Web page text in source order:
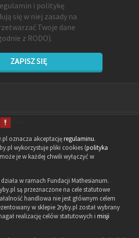
i politykę
się w niej zasady na
Twoje dane
z RODO).
ZAPISZ SIĘ
oznacza akceptacjęregulaminu.
wykorzystuje pliki cookies (polityka
je w każdej chwili wyłączyć w
w ramach Fundacji Mathesianum.
są przeznaczone na cele statutowe
handlowa nie jest głównym celem
w sklepie 2ryby.pl został wybrany
realizację celów statutowych i misji